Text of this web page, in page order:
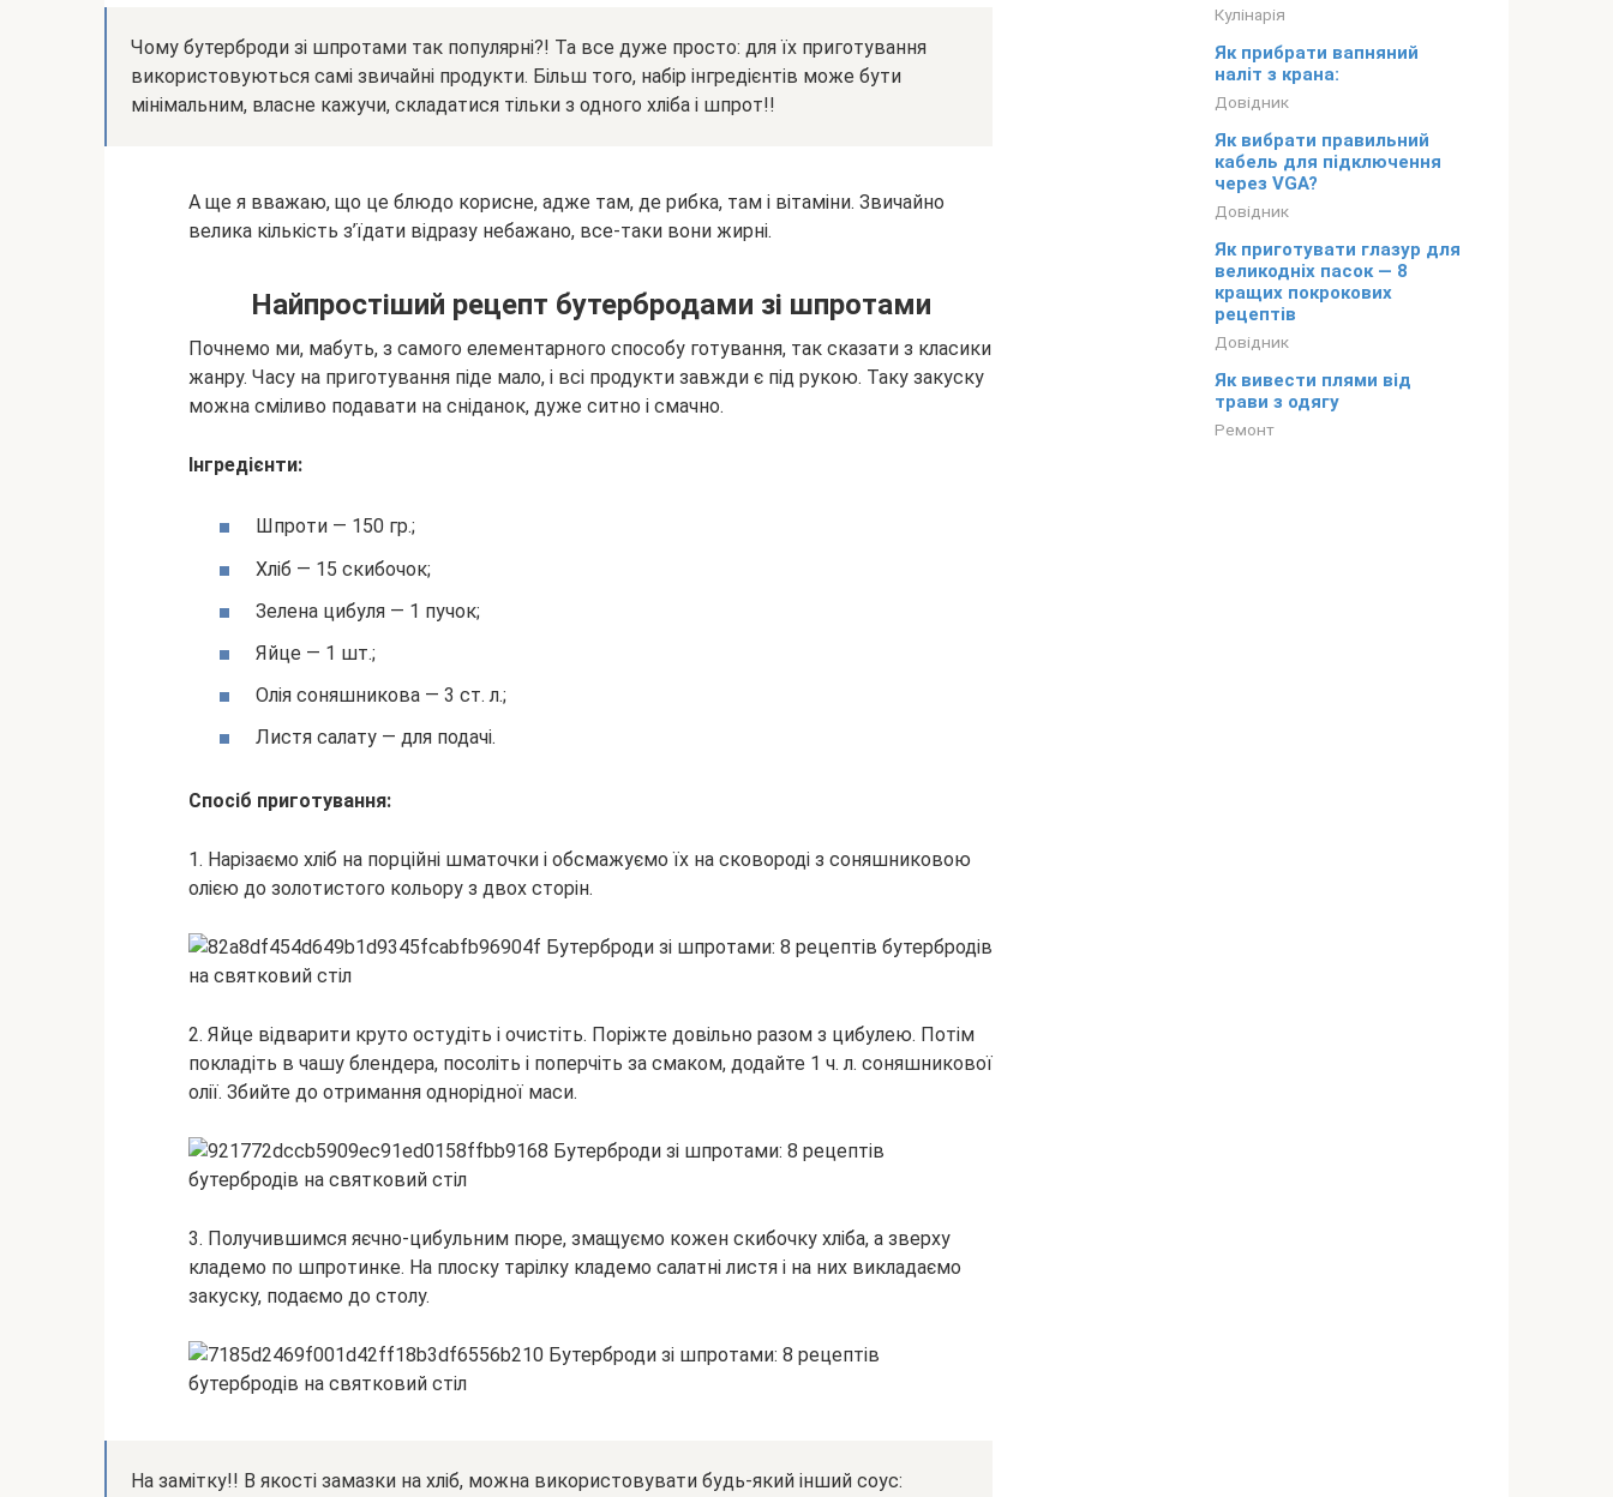
Чому бутерброди зі шпротами так популярні?! Та все дуже просто: для їх приготування
використовуються самі звичайні продукти. Більш того, набір інгредієнтів може бути
мінімальним, власне кажучи, складатися тільки з одного хліба і шпрот!!
А ще я вважаю, що це блюдо корисне, адже там, де рибка, там і вітаміни. Звичайно
велика кількість з’їдати відразу небажано, все-таки вони жирні.
Найпростіший рецепт бутербродами зі шпротами
Почнемо ми, мабуть, з самого елементарного способу готування, так сказати з класики
жанру. Часу на приготування піде мало, і всі продукти завжди є під рукою. Таку закуску
можна сміливо подавати на сніданок, дуже ситно і смачно.
Інгредієнти:
Шпроти — 150 гр.;
Хліб — 15 скибочок;
Зелена цибуля — 1 пучок;
Яйце — 1 шт.;
Олія соняшникова — 3 ст. л.;
Листя салату — для подачі.
Спосіб приготування:
1. Нарізаємо хліб на порційні шматочки і обсмажуємо їх на сковороді з соняшниковою
олією до золотистого кольору з двох сторін.
2. Яйце відварити круто остудіть і очистіть. Поріжте довільно разом з цибулею. Потім
покладіть в чашу блендера, посоліть і поперчіть за смаком, додайте 1 ч. л. соняшникової
олії. Збийте до отримання однорідної маси.
3. Получившимся яєчно-цибульним пюре, змащуємо кожен скибочку хліба, а зверху
кладемо по шпротинке. На плоску тарілку кладемо салатні листя і на них викладаємо
закуску, подаємо до столу.
На замітку!! В якості замазки на хліб, можна використовувати будь-який інший соус:
Кулінарія
Як прибрати вапняний
наліт з крана:
Довідник
Як вибрати правильний
кабель для підключення
через VGA?
Довідник
Як приготувати глазур для
великодніх пасок — 8
кращих покрокових
рецептів
Довідник
Як вивести плями від
трави з одягу
Ремонт